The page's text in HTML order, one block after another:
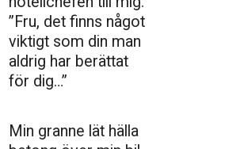
”Fru, det finns något
viktigt som din man
aldrig har berättat
för dig…”
Min granne lät hälla